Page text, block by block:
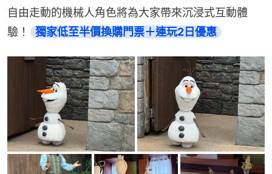
自由走動的機械人角色將為大家帶來沉浸式互動體
驗！
獨家低至半價換購門票＋連玩2日優惠